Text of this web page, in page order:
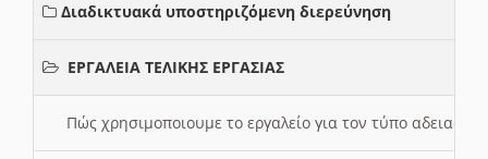
Διαδικτυακά υποστηριζόμενη διερεύνηση
ΕΡΓΑΛΕΙΑ ΤΕΛΙΚΗΣ ΕΡΓΑΣΙΑΣ
Πώς χρησιμοποιουμε το εργαλείο για τον τύπο αδειας